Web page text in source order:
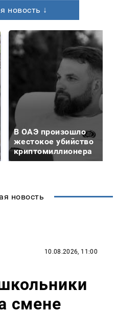
новость ↓
В ОАЭ произошло
жестокое убийство
криптомиллионера
новость
10.08.2026, 11:00
смене